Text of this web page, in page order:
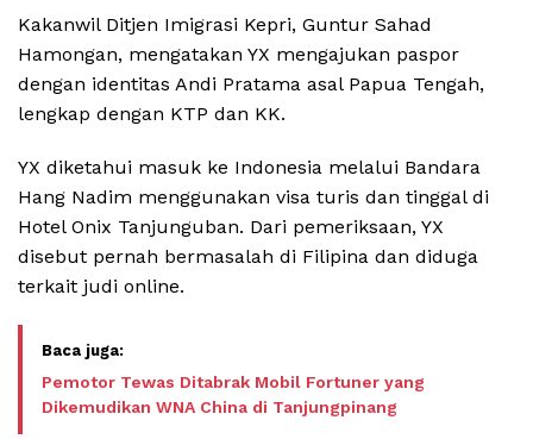
Kakanwil Ditjen Imigrasi Kepri, Guntur Sahad
Hamongan, mengatakan YX mengajukan paspor
dengan identitas Andi Pratama asal Papua Tengah,
lengkap dengan KTP dan KK.
YX diketahui masuk ke Indonesia melalui Bandara
Hang Nadim menggunakan visa turis dan tinggal di
Hotel Onix Tanjunguban. Dari pemeriksaan, YX
disebut pernah bermasalah di Filipina dan diduga
terkait judi online.
Pemotor Tewas Ditabrak Mobil Fortuner yang
Dikemudikan WNA China di Tanjungpinang